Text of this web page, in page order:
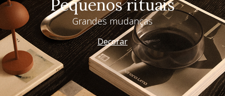
Pequenos rituais
Grandes mudanças
Decorar